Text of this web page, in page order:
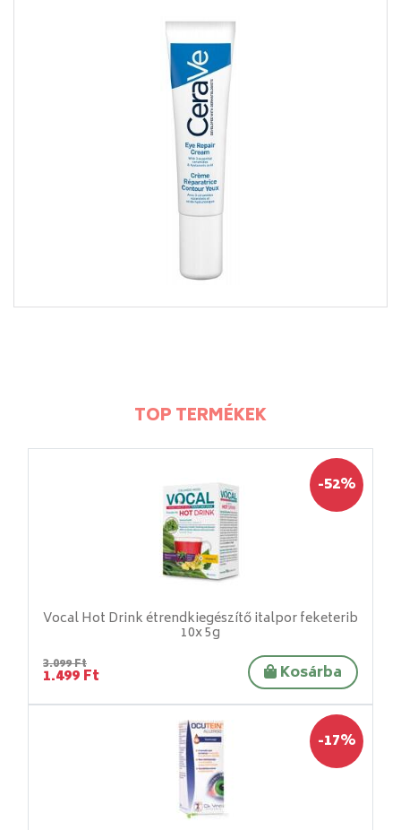
TOP TERMÉKEK
-52%
Vocal Hot Drink étrendkiegészítő italpor feketerib
10x 5g
3.099 Ft
1.499 Ft Kosárba
-17%